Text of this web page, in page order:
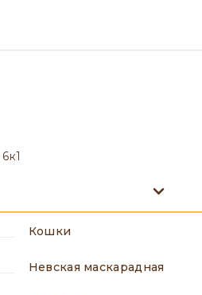
Кошки
Невская маскарадная